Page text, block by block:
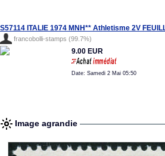
S57114 ITALIE 1974 MNH** Athletisme 2V
francobolli-stamps (99.7%)
9.00 EUR
Date: Samedi 2 Mai 05:50
Image agrandie